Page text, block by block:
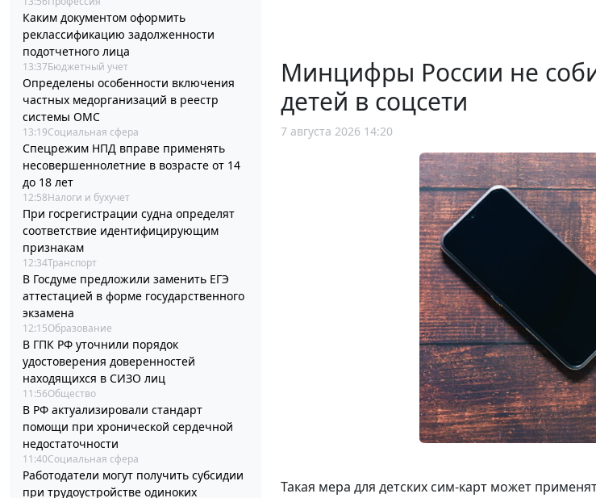
Каким документом оформить
реклассификацию задолженности
подотчетного лица
13:37Бюджетный учет
Определены особенности включения
частных медорганизаций в реестр
системы ОМС
13:19Социальная сфера
Спецрежим НПД вправе применять
несовершеннолетние в возрасте от 14
до 18 лет
12:58Налоги и бухучет
При госрегистрации судна определят
соответствие идентифицирующим
признакам
12:34Транспорт
В Госдуме предложили заменить ЕГЭ
аттестацией в форме государственного
экзамена
12:15Образование
В ГПК РФ уточнили порядок
удостоверения доверенностей
находящихся в СИЗО лиц
11:56Общество
В РФ актуализировали стандарт
помощи при хронической сердечной
недостаточности
11:40Социальная сфера
Работодатели могут получить субсидии
при трудоустройстве одиноких
Минцифры России не
детей в соцсети
7 августа 2026 14:20
Такая мера для детских сим-карт может